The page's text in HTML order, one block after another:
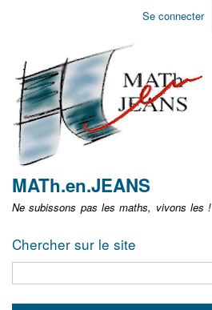
Aller
non
identifié
Se connecter
MATh.en.JEANS
Ne subissons pas les maths, vivons les !
Chercher sur le site